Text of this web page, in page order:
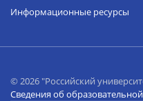
Информационные ресурсы
© 2026 "Российский
Сведения об